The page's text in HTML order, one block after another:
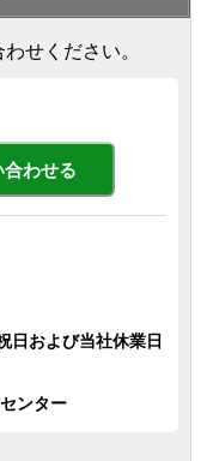
せください。
合わせる
日および当社休業日
ンター